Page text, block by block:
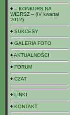
-- KONKURS NA
WIERSZ -- (IV kwartał
2012)
SUKCESY
GALERIA FOTO
AKTUALNOŚCI
FORUM
CZAT
LINKI
KONTAKT